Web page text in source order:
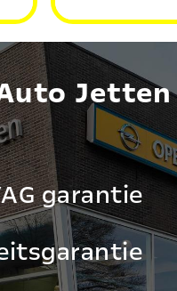
Jetten
garantie